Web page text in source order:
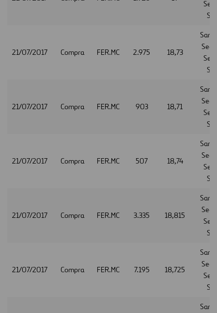
21/07/2017 Compra FER.MC 2.975 18,73
21/07/2017 Compra FER.MC 903 18,71
21/07/2017 Compra FER.MC 507 18,74
21/07/2017 Compra FER.MC 3.335 18,815
21/07/2017 Compra FER.MC 7.195 18,725